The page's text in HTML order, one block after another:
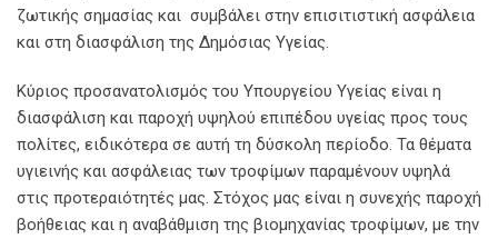
ζωτικής σημασίας και συμβάλει στην επισιτιστική ασφάλεια
και στη διασφάλιση της Δημόσιας Υγείας.
Κύριος προσανατολισμός του Υπουργείου Υγείας είναι η
διασφάλιση και παροχή υψηλού επιπέδου υγείας προς τους
πολίτες, ειδικότερα σε αυτή τη δύσκολη περίοδο. Τα θέματα
υγιεινής και ασφάλειας των τροφίμων παραμένουν υψηλά
στις προτεραιότητές μας. Στόχος μας είναι η συνεχής παροχή
βοήθειας και η αναβάθμιση της βιομηχανίας τροφίμων, με την